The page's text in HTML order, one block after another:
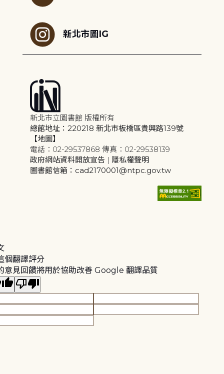
新北市圖IG
新北市立圖書館 版權所有
總館地址：220218 新北市板橋區貴興路139號
【地圖】
電話：02-29537868 傳真：02-29538139
政府網站資料開放宣告 | 隱私權聲明
圖書館信箱：cad2170001@ntpc.gov.tw
個翻譯評分
意見回饋將用於協助改善 Google 翻譯品質